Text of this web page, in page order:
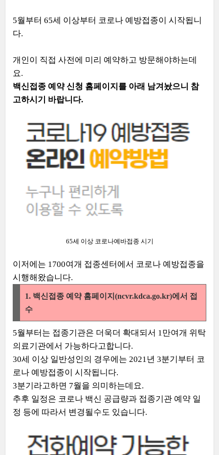
5월부터 65세 이상부터 코로나 예방접종이 시작됩니
다.
개인이 직접 사전에 미리 예약하고 방문해야하는데
요.
백신접종 예약 신청 홈페이지를 아래 남겨놨으니 참
고하시기 바랍니다.
65세 이상 코로나예바접종 시기
이저에는 1700여개 접종센터에서 코로나 예방접종을
시행해왔습니다.
1. 백신접종 예약 홈페이지(ncvr.kdca.go.kr)에서 접
수
5월부터는 접종기관은 더욱더 확대되서 1만여개 위탁
의료기관에서 가능하다고합니다.
30세 이상 일반성인의 경우에는 2021년 3분기부터 코
로나 예방접종이 시작됩니다.
3분기라고하면 7월을 의미하는데요.
추후 일정은 코로나 백신 공급량과 접종기관 예약 일
정 등에 따라서 변경될수도 있습니다.